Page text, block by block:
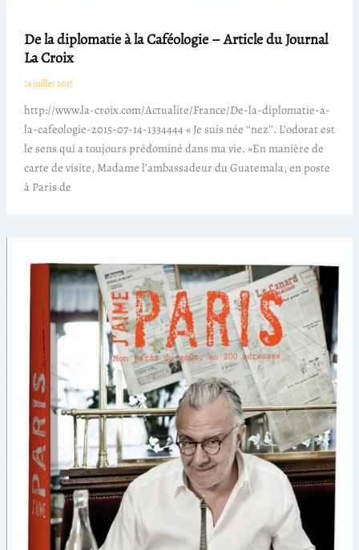
De la diplomatie à la Caféologie – Article du Journal
La Croix
14 juillet 2015
http://www.la-croix.com/Actualite/France/De-la-diplomatie-a-
la-cafeologie-2015-07-14-1334444 « Je suis née ‘‘nez’’. L’odorat est
le sens qui a toujours prédominé dans ma vie. »En manière de
carte de visite, Madame l’ambassadeur du Guatemala, en poste
à Paris de